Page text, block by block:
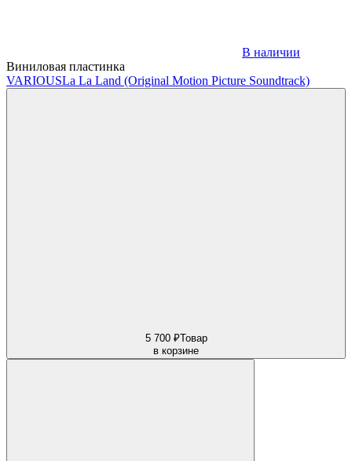
В наличии
Виниловая пластинка
VARIOUSLa La Land (Original Motion Picture Soundtrack)
5 700 ₽Товар
в корзине